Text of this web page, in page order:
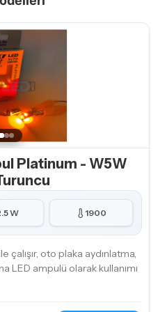
Platinum - W5W
W 1900
çalışır, oto plaka aydınlatma,
LED ampulü olarak kullanımı